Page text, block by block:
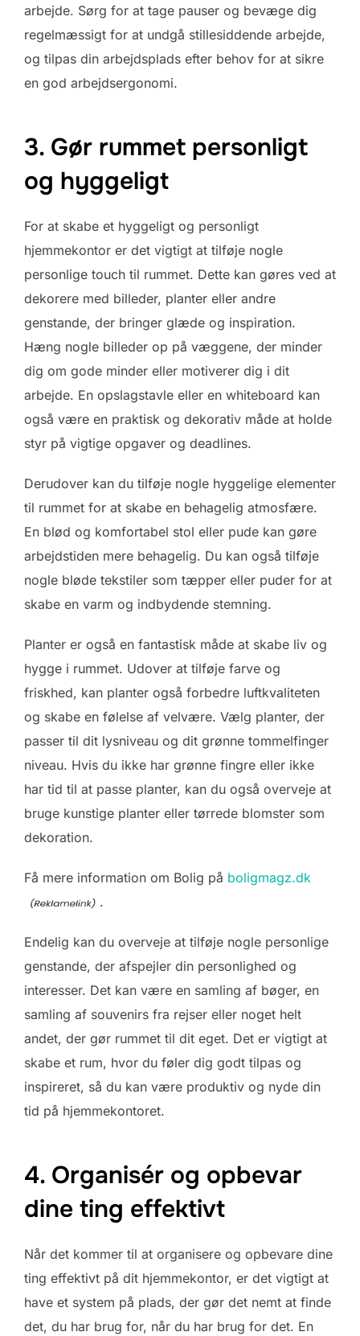
arbejde. Sørg for at tage pauser og bevæge dig
regelmæssigt for at undgå stillesiddende arbejde,
og tilpas din arbejdsplads efter behov for at sikre
en god arbejdsergonomi.
3. Gør rummet personligt
og hyggeligt
For at skabe et hyggeligt og personligt
hjemmekontor er det vigtigt at tilføje nogle
personlige touch til rummet. Dette kan gøres ved at
dekorere med billeder, planter eller andre
genstande, der bringer glæde og inspiration.
Hæng nogle billeder op på væggene, der minder
dig om gode minder eller motiverer dig i dit
arbejde. En opslagstavle eller en whiteboard kan
også være en praktisk og dekorativ måde at holde
styr på vigtige opgaver og deadlines.
Derudover kan du tilføje nogle hyggelige elementer
til rummet for at skabe en behagelig atmosfære.
En blød og komfortabel stol eller pude kan gøre
arbejdstiden mere behagelig. Du kan også tilføje
nogle bløde tekstiler som tæpper eller puder for at
skabe en varm og indbydende stemning.
Planter er også en fantastisk måde at skabe liv og
hygge i rummet. Udover at tilføje farve og
friskhed, kan planter også forbedre luftkvaliteten
og skabe en følelse af velvære. Vælg planter, der
passer til dit lysniveau og dit grønne tommelfinger
niveau. Hvis du ikke har grønne fingre eller ikke
har tid til at passe planter, kan du også overveje at
bruge kunstige planter eller tørrede blomster som
dekoration.
Få mere information om Bolig på boligmagz.dk
.
Endelig kan du overveje at tilføje nogle personlige
genstande, der afspejler din personlighed og
interesser. Det kan være en samling af bøger, en
samling af souvenirs fra rejser eller noget helt
andet, der gør rummet til dit eget. Det er vigtigt at
skabe et rum, hvor du føler dig godt tilpas og
inspireret, så du kan være produktiv og nyde din
tid på hjemmekontoret.
4. Organisér og opbevar
dine ting effektivt
Når det kommer til at organisere og opbevare dine
ting effektivt på dit hjemmekontor, er det vigtigt at
have et system på plads, der gør det nemt at finde
det, du har brug for, når du har brug for det. En